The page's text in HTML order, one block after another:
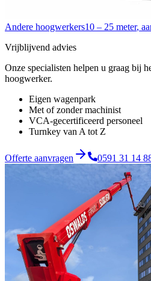
Andere hoogwerkers10 – 25 meter,
Vrijblijvend advies
Onze specialisten helpen u graag bij
hoogwerker.
Eigen wagenpark
Met of zonder machinist
VCA-gecertificeerd personeel
Turnkey van A tot Z
Offerte aanvragen 0591 31 14